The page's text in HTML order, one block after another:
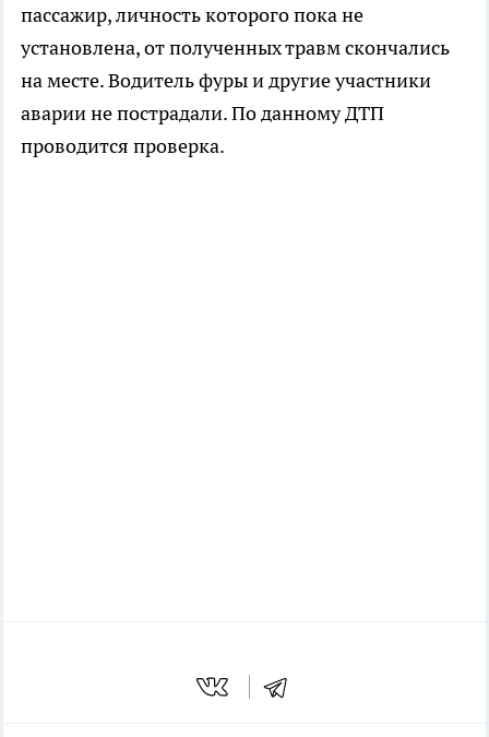
пассажир, личность которого пока не
установлена, от полученных травм скончались
на месте. Водитель фуры и другие участники
аварии не пострадали. По данному ДТП
проводится проверка.